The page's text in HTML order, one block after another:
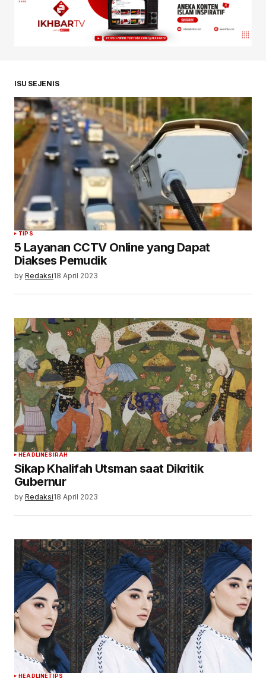
ISU SEJENIS
TIPS
5 Layanan CCTV Online yang Dapat
Diakses Pemudik
by Redaksi18 April 2023
HEADLINESIRAH
Sikap Khalifah Utsman saat Dikritik
Gubernur
by Redaksi18 April 2023
HEADLINETIPS